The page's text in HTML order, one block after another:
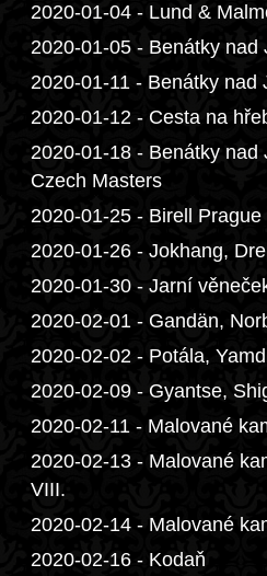
2020-01-04 - Lund &
2020-01-05 - Benátky nad
2020-01-11 - Benátky nad
2020-01-12 - Cesta na
2020-01-18 - Benátky nad
Czech Masters
2020-01-25 - Birell
2020-01-26 - Jokhang,
2020-01-30 - Jarní
2020-02-01 - Gandän,
2020-02-02 - Potála,
2020-02-09 - Gyantse,
2020-02-11 - Malované
2020-02-13 - Malované
VIII.
2020-02-14 - Malované
2020-02-16 - Kodaň